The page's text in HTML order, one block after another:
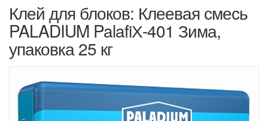
Клей для блоков: Клеевая смесь
PALADIUM PalafiХ-401 Зима,
упаковка 25 кг